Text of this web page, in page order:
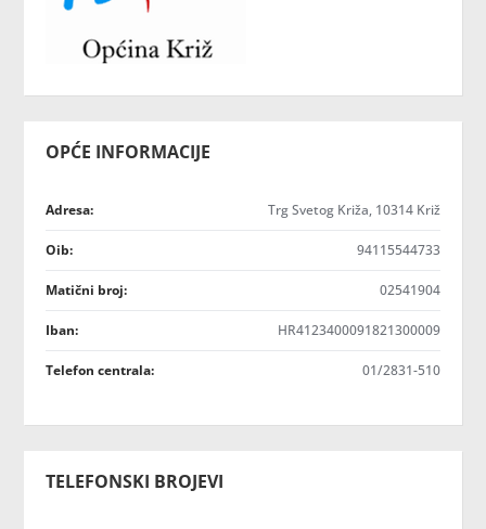
OPĆE INFORMACIJE
Adresa: Trg Svetog Križa, 10314 Križ
Oib: 94115544733
Matični broj: 02541904
Iban: HR4123400091821300009
Telefon centrala: 01/2831-510
TELEFONSKI BROJEVI